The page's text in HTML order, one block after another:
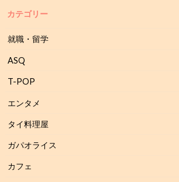
カテゴリー
就職・留学
ASQ
T-POP
エンタメ
タイ料理屋
ガパオライス
カフェ